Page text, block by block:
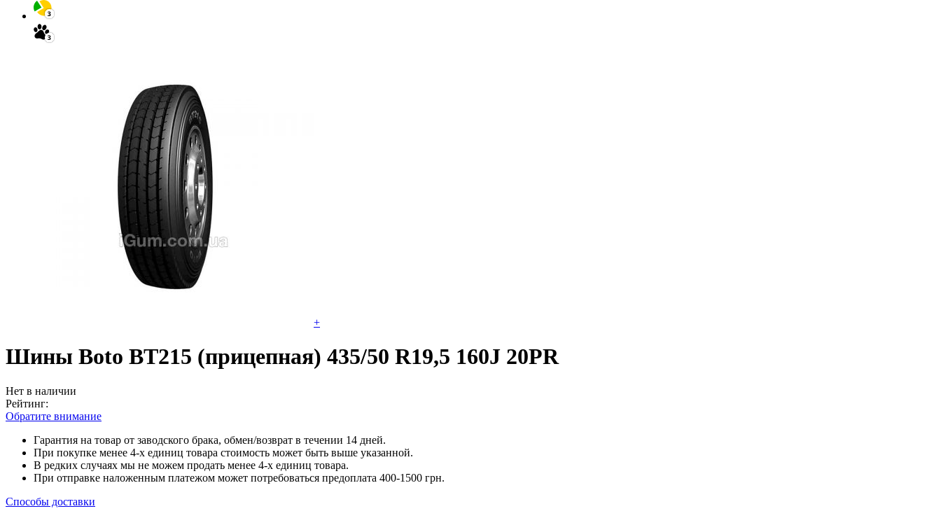
+
Шины Boto BT215 (прицепная) 435/50 R19,5 160J 20PR
Нет в наличии
Рейтинг:
Обратите внимание
Гарантия на товар от заводского брака, обмен/возврат в течении 14 дней.
При покупке менее 4-х единиц товара стоимость может быть выше указанной.
В редких случаях мы не можем продать менее 4-х единиц товара.
При отправке наложенным платежом может потребоваться предоплата 400-1500 грн.
Способы доставки